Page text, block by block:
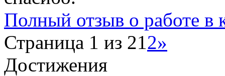
Полный отзыв о работе в
Страница 1 из 212»
Достижения